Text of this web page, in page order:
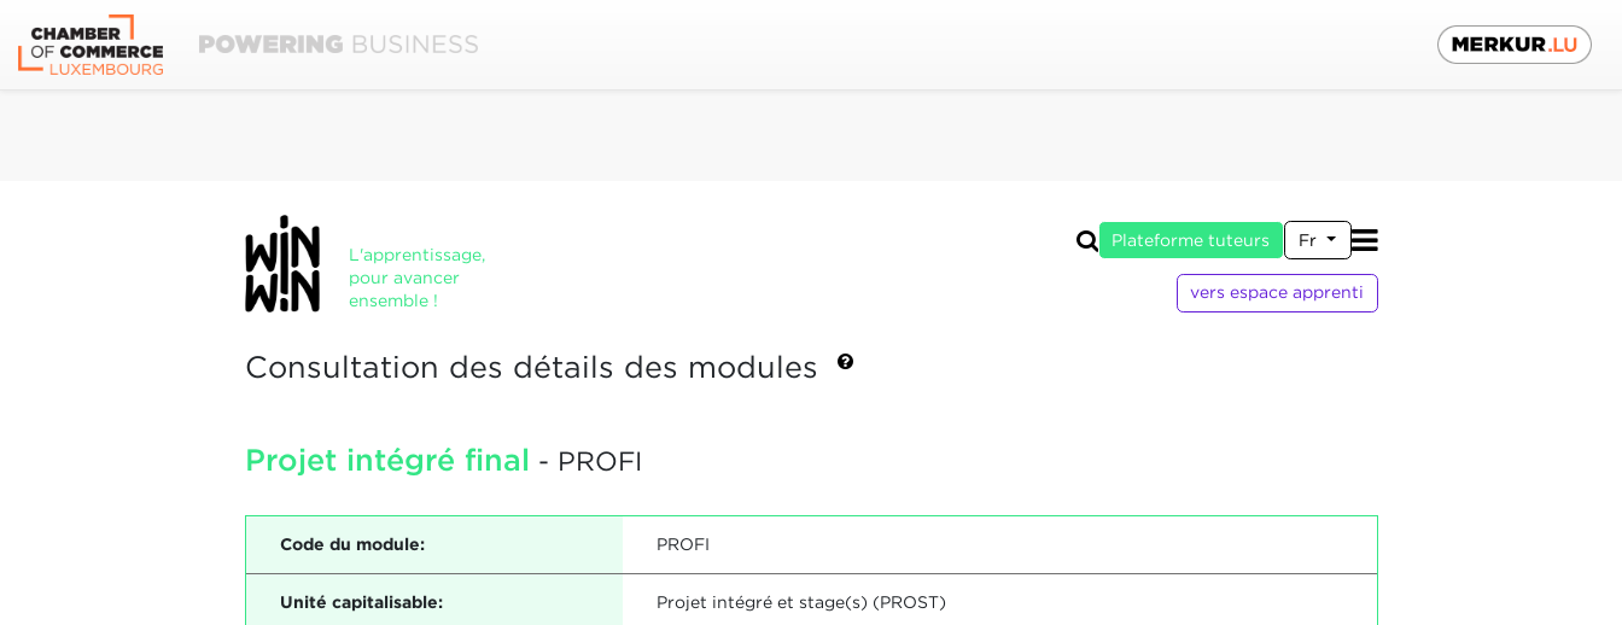
L'apprentissage,
pour avancer
ensemble !
Plateforme tuteurs Fr
vers espace apprenti
Consultation des détails des modules
Projet intégré final - PROFI
Code du module: PROFI
Unité capitalisable: Projet intégré et stage(s) (PROST)